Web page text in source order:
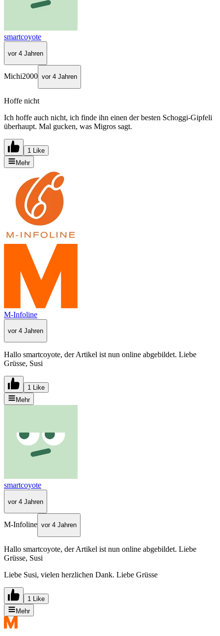
smartcoyote
vor 4 Jahren
Michi2000 vor 4 Jahren
Hoffe nicht
Ich hoffe auch nicht, ich finde ihn einen der besten Schoggi-Gipfeli
überhaupt. Mal gucken, was Migros sagt.
1 Like
Mehr
M-Infoline
vor 4 Jahren
Hallo smartcoyote, der Artikel ist nun online abgebildet. Liebe
Grüsse, Susi
1 Like
Mehr
smartcoyote
vor 4 Jahren
M-Infoline vor 4 Jahren
Hallo smartcoyote, der Artikel ist nun online abgebildet. Liebe
Grüsse, Susi
Liebe Susi, vielen herzlichen Dank. Liebe Grüsse
1 Like
Mehr